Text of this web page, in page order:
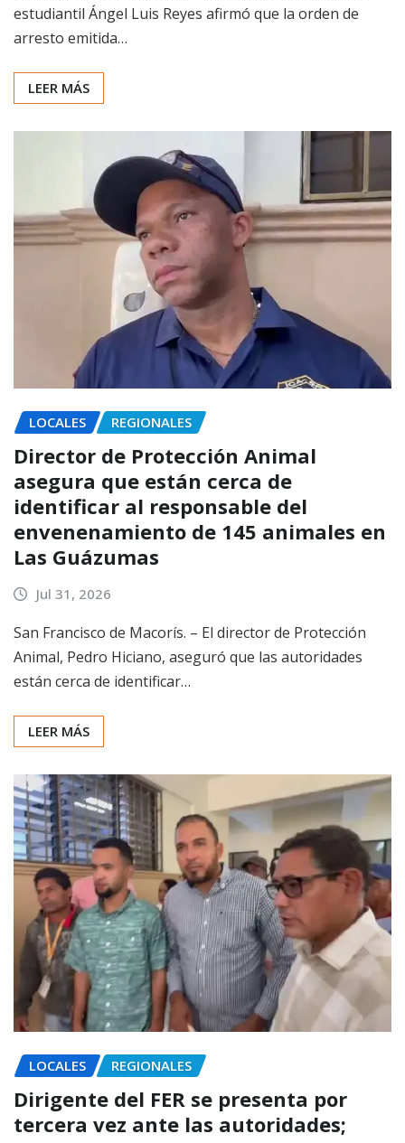
estudiantil Ángel Luis Reyes afirmó que la orden de
arresto emitida…
LEER MÁS
LOCALES REGIONALES
Director de Protección Animal
asegura que están cerca de
identificar al responsable del
envenenamiento de 145 animales en
Las Guázumas
Jul 31, 2026
San Francisco de Macorís. – El director de Protección
Animal, Pedro Hiciano, aseguró que las autoridades
están cerca de identificar…
LEER MÁS
LOCALES REGIONALES
Dirigente del FER se presenta por
tercera vez ante las autoridades;